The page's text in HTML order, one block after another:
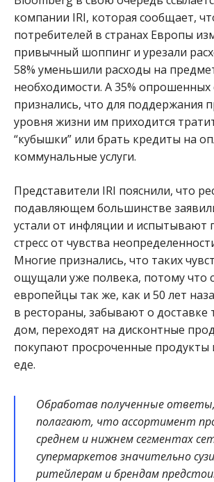
компании IRI, которая сообщает,
потребителей в странах Европы
привычный шоппинг и урезали
58% уменьшили расходы на
необходимости. А 35%
признались, что для поддержания
уровня жизни им приходится
“кубышки” или брать кредиты на
коммунальные услуги.
Представители IRI пояснили, что
подавляющем большинстве
устали от инфляции и испытывают
стресс от чувства
Многие признались, что таких
ощущали уже полвека, потому что
европейцы так же, как и 50 лет
в рестораны, забывают о доставке
дом, переходят на дисконтные
покупают просроченные продукты
еде.
Обработав полученные
полагают, что ассортимент
среднем и нижнем сегментах
супермаркетов значительно
ритейлерам и брендам